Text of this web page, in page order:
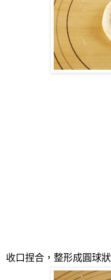
收口捏合，整形成圓球